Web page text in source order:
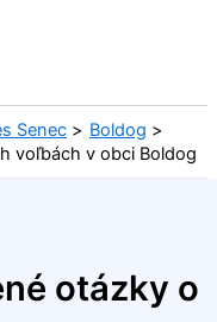
Senec
Boldog
voľbách v obci Boldog
otázky o